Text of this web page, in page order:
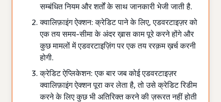
सम्बंधित नियम और शर्तों के साथ जानकारी भेजी जाती है.
क्वालिफ़ाइंग ऐक्शन: क्रेडिट पाने के लिए, एडवरटाइज़र को
एक तय समय-सीमा के अंदर ख़ास काम पूरे करने होंगे और
कुछ मामलों में एडवरटाइज़िंग पर एक तय ररक़म ख़र्च करनी
होगी.
क्रेडिट ऐप्लिकेशन: एक बार जब कोई एडवरटाइज़र
क्वालिफ़ाइंग ऐक्शन पूरा कर लेता है, तो उसे क्रेडिट रिडीम
करने के लिए कुछ भी अतिरिक्त करने की ज़रूरत नहीं होती